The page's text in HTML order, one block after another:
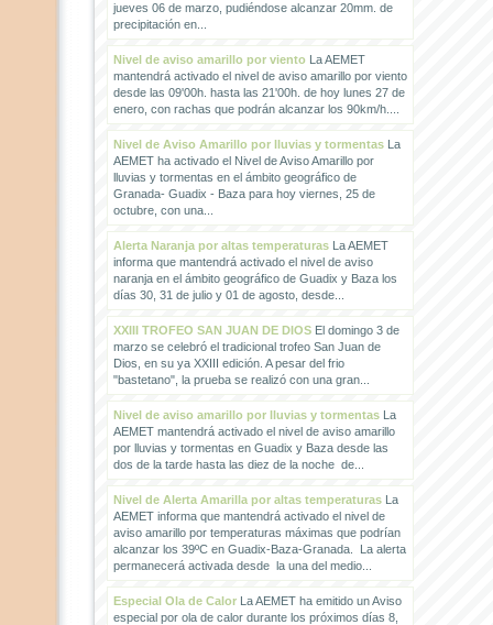
jueves 06 de marzo, pudiéndose alcanzar 20mm. de
precipitación en...
Nivel de aviso amarillo por vientoLa AEMET
mantendrá activado el nivel de aviso amarillo por viento
desde las 09'00h. hasta las 21'00h. de hoy lunes 27 de
enero, con rachas que podrán alcanzar los 90km/h....
Nivel de Aviso Amarillo por lluvias y tormentasLa
AEMET ha activado el Nivel de Aviso Amarillo por
lluvias y tormentas en el ámbito geográfico de
Granada- Guadix - Baza para hoy viernes, 25 de
octubre, con una...
Alerta Naranja por altas temperaturasLa AEMET
informa que mantendrá activado el nivel de aviso
naranja en el ámbito geográfico de Guadix y Baza los
días 30, 31 de julio y 01 de agosto, desde...
XXIII TROFEO SAN JUAN DE DIOSEl domingo 3 de
marzo se celebró el tradicional trofeo San Juan de
Dios, en su ya XXIII edición. A pesar del frio
"bastetano", la prueba se realizó con una gran...
Nivel de aviso amarillo por lluvias y tormentasLa
AEMET mantendrá activado el nivel de aviso amarillo
por lluvias y tormentas en Guadix y Baza desde las
dos de la tarde hasta las diez de la noche de...
Nivel de Alerta Amarilla por altas temperaturasLa
AEMET informa que mantendrá activado el nivel de
aviso amarillo por temperaturas máximas que podrían
alcanzar los 39ºC en Guadix-Baza-Granada. La alerta
permanecerá activada desde la una del medio...
Especial Ola de CalorLa AEMET ha emitido un Aviso
especial por ola de calor durante los próximos días 8,